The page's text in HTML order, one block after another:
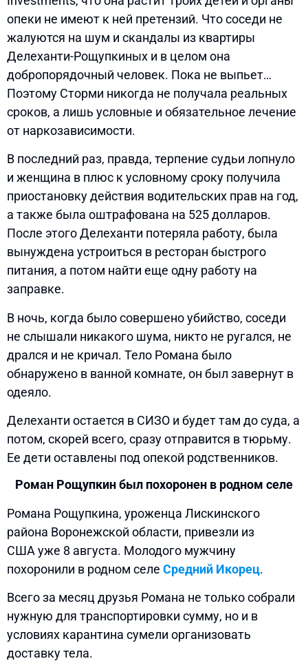
опеки не имеют к ней претензий. Что соседи не
жалуются на шум и скандалы из квартиры
Делеханти-Рощупкиных и в целом она
добропорядочный человек. Пока не выпьет…
Поэтому Сторми никогда не получала реальных
сроков, а лишь условные и обязательное лечение
от наркозависимости.
В последний раз, правда, терпение судьи лопнуло
и женщина в плюс к условному сроку получила
приостановку действия водительских прав на год,
а также была оштрафована на 525 долларов.
После этого Делеханти потеряла работу, была
вынуждена устроиться в ресторан быстрого
питания, а потом найти еще одну работу на
заправке.
В ночь, когда было совершено убийство, соседи
не слышали никакого шума, никто не ругался, не
дрался и не кричал. Тело Романа было
обнаружено в ванной комнате, он был завернут в
одеяло.
Делеханти остается в СИЗО и будет там до суда, а
потом, скорей всего, сразу отправится в тюрьму.
Ее дети оставлены под опекой родственников.
Роман Рощупкин был похоронен в родном селе
Романа Рощупкина, уроженца Лискинского
района Воронежской области, привезли из
США уже 8 августа. Молодого мужчину
похоронили в родном селе Средний Икорец.
Всего за месяц друзья Романа не только собрали
нужную для транспортировки сумму, но и в
условиях карантина сумели организовать
доставку тела.